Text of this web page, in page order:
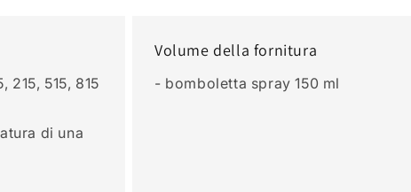
215, 515, 815
di una
Volume della fornitura
- bomboletta spray 150 ml